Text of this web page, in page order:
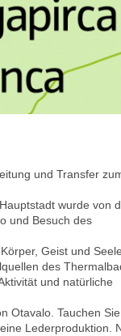
und Transfer
wurde von
und Besuch des
Geist und
des
und natürliche
Otavalo. Tauchen
Lederproduktion.